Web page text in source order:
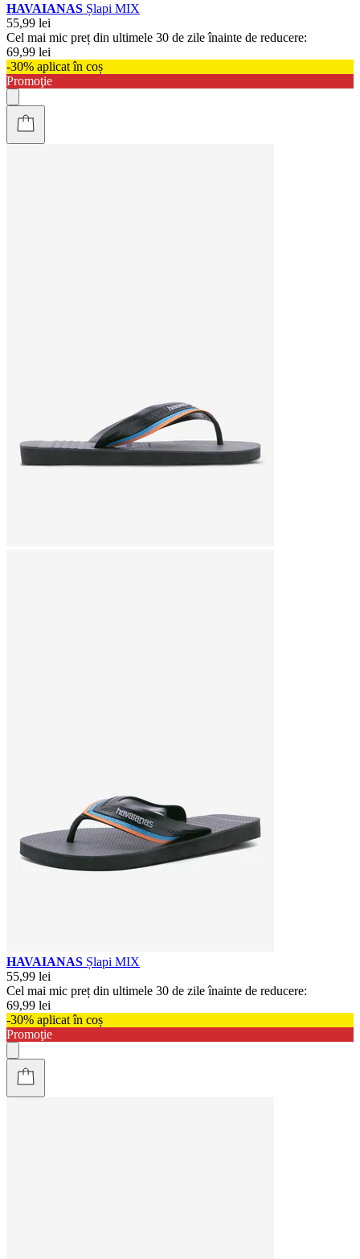
HAVAIANAS Șlapi MIX
55,99 lei
Cel mai mic preț din ultimele 30 de zile înainte de reducere:
69,99 lei
-30% aplicat în coș
Promoţie
HAVAIANAS Șlapi MIX
55,99 lei
Cel mai mic preț din ultimele 30 de zile înainte de reducere:
69,99 lei
-30% aplicat în coș
Promoţie